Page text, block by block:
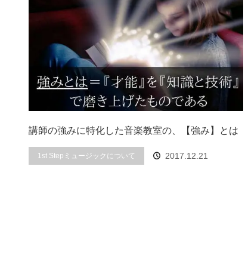
講師の強みに特化した音楽教室の、【強み】とは
1st Stepミュージックについて 2017.12.21